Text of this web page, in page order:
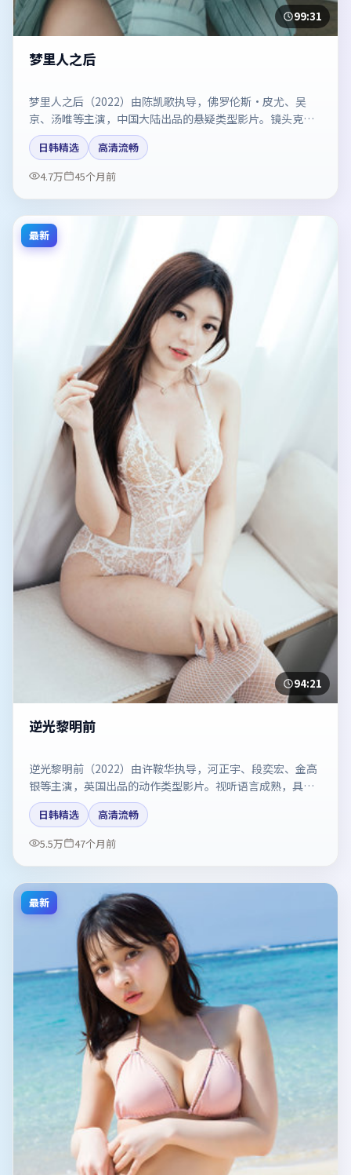
99:31
梦里人之后
梦里人之后（2022）由陈凯歌执导，佛罗伦斯·皮尤、吴
京、汤唯等主演，中国大陆出品的悬疑类型影片。镜头克制
却充满张力，人物弧光完整。剧情简介与主创信息可供检索
参考，上映日期以片方资料为准。
日韩精选
高清流畅
4.7万
45个月前
最新
94:21
逆光黎明前
逆光黎明前（2022）由许鞍华执导，河正宇、段奕宏、金高
银等主演，英国出品的动作类型影片。视听语言成熟，具备
院线质感。剧情简介与主创信息可供检索参考，上映日期以
片方资料为准。
日韩精选
高清流畅
5.5万
47个月前
最新